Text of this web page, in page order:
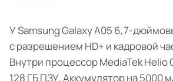
У Samsung Galaxy A05 6,7-
с разрешением HD+ и кадровой
Внутри процессор MediaTek Helio
128 ГБ ПЗУ. Аккумулятор на 5000